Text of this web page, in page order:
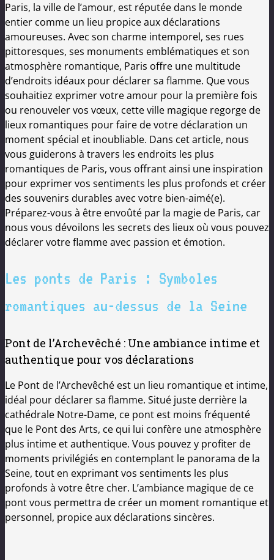
Paris, la ville de l’amour, est réputée dans le monde
entier comme un lieu propice aux déclarations
amoureuses. Avec son charme intemporel, ses rues
pittoresques, ses monuments emblématiques et son
atmosphère romantique, Paris offre une multitude
d’endroits idéaux pour déclarer sa flamme. Que vous
souhaitiez exprimer votre amour pour la première fois
ou renouveler vos vœux, cette ville magique regorge de
lieux romantiques pour faire de votre déclaration un
moment spécial et inoubliable. Dans cet article, nous
vous guiderons à travers les endroits les plus
romantiques de Paris, vous offrant ainsi une inspiration
pour exprimer vos sentiments les plus profonds et créer
des souvenirs durables avec votre bien-aimé(e).
Préparez-vous à être envoûté par la magie de Paris, car
nous vous dévoilons les secrets des lieux où vous pouvez
déclarer votre flamme avec passion et émotion.
Les ponts de Paris : Symboles
romantiques au-dessus de la Seine
Pont de l’Archevêché : Une ambiance intime et
authentique pour vos déclarations
Le Pont de l’Archevêché est un lieu romantique et intime,
idéal pour déclarer sa flamme. Situé juste derrière la
cathédrale Notre-Dame, ce pont est moins fréquenté
que le Pont des Arts, ce qui lui confère une atmosphère
plus intime et authentique. Vous pouvez y profiter de
moments privilégiés en contemplant le panorama de la
Seine, tout en exprimant vos sentiments les plus
profonds à votre être cher. L’ambiance magique de ce
pont vous permettra de créer un moment romantique et
personnel, propice aux déclarations sincères.